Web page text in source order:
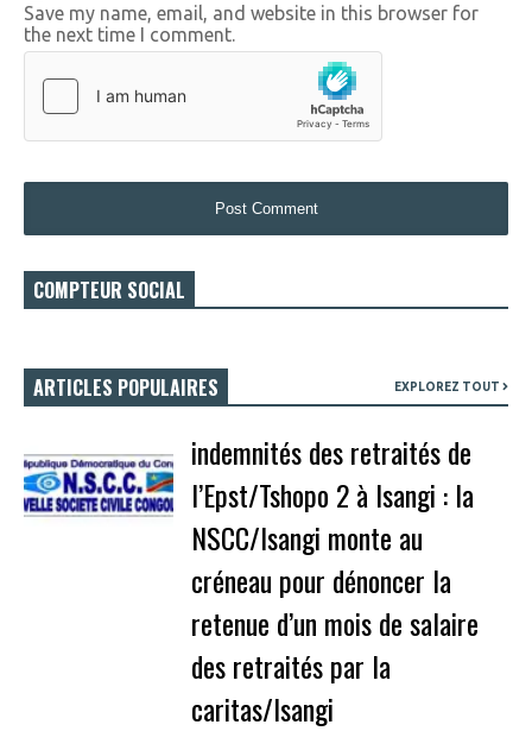
Save my name, email, and website in this browser for
the next time I comment.
COMPTEUR SOCIAL
ARTICLES POPULAIRES EXPLOREZ TOUT
indemnités des retraités de
l’Epst/Tshopo 2 à Isangi : la
NSCC/Isangi monte au
créneau pour dénoncer la
retenue d’un mois de salaire
des retraités par la
caritas/Isangi